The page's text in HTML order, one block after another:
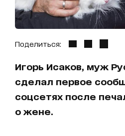
Поделиться:
Игорь Исаков, муж
сделал первое
соцсетях после
о жене.